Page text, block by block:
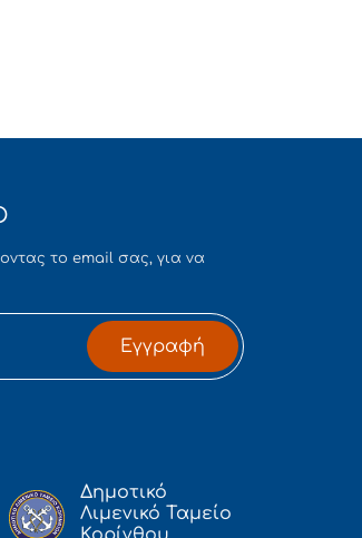
το email σας, για να
Εγγραφή
Δημοτικό
Λιμενικό Ταμείο